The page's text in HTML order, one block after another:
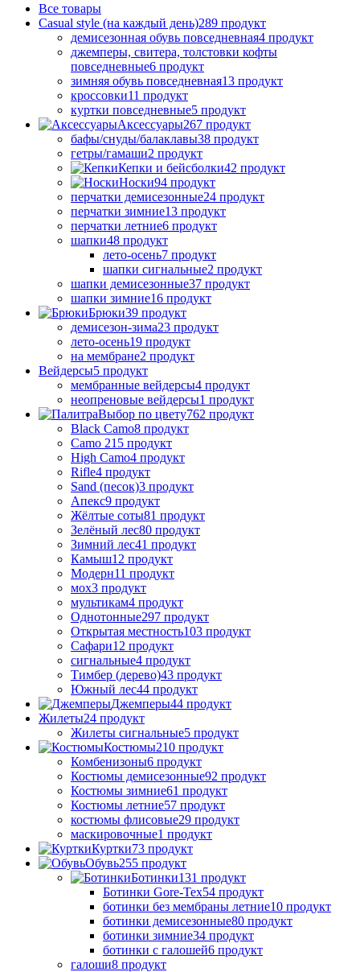
Все товары
Casual style (на каждый день)289 продукт
демисезонная обувь повседневная4 продукт
джемперы, свитера, толстовки кофты
повседневные6 продукт
зимняя обувь повседневная13 продукт
кроссовки11 продукт
куртки повседневные5 продукт
Аксессуары267 продукт
бафы/снуды/балаклавы38 продукт
гетры/гамаши2 продукт
Кепки и бейсболки42 продукт
Носки94 продукт
перчатки демисезонные24 продукт
перчатки зимние13 продукт
перчатки летние6 продукт
шапки48 продукт
лето-осень7 продукт
шапки сигнальные2 продукт
шапки демисезонные37 продукт
шапки зимние16 продукт
Брюки39 продукт
демисезон-зима23 продукт
лето-осень19 продукт
на мембране2 продукт
Вейдерсы5 продукт
мембранные вейдерсы4 продукт
неопреновые вейдерсы1 продукт
Выбор по цвету762 продукт
Black Camo8 продукт
Camo 21 5 продукт
High Camo4 продукт
Rifle4 продукт
Sand (песок)3 продукт
Апекс9 продукт
Жёлтые соты81 продукт
Зелёный лес80 продукт
Зимний лес41 продукт
Камыш12 продукт
Модерн11 продукт
мох3 продукт
мультикам4 продукт
Однотонные297 продукт
Открытая местность103 продукт
Сафари12 продукт
сигнальные4 продукт
Тимбер (дерево)43 продукт
Южный лес44 продукт
Джемперы44 продукт
Жилеты24 продукт
Жилеты сигнальные5 продукт
Костюмы210 продукт
Комбенизоны6 продукт
Костюмы демисезонные92 продукт
Костюмы зимние61 продукт
Костюмы летние57 продукт
костюмы флисовые29 продукт
маскировочные1 продукт
Куртки73 продукт
Обувь255 продукт
Ботинки131 продукт
Ботинки Gore-Tex54 продукт
ботинки без мембраны летние10 продукт
ботинки демисезонные80 продукт
ботинки зимние34 продукт
ботинки с галошей6 продукт
галоши8 продукт